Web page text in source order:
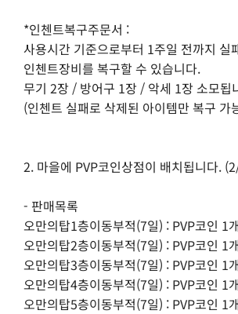
*인첸트복구주문서 :
사용시간 기준으로부터 1주일 전까지 실
인첸트장비를 복구할 수 있습니다.
무기 2장 / 방어구 1장 / 악세 1장 소모됩
(인첸트 실패로 삭제된 아이템만 복구 가
2. 마을에 PVP코인상점이 배치됩니다.
- 판매목록
오만의탑1층이동부적(7일) : PVP코인 1개
오만의탑2층이동부적(7일) : PVP코인 1개
오만의탑3층이동부적(7일) : PVP코인 1개
오만의탑4층이동부적(7일) : PVP코인 1개
오만의탑5층이동부적(7일) : PVP코인 1개